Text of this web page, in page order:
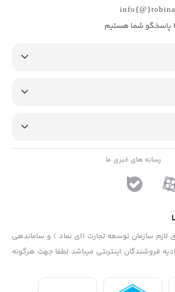
رسانه های خبری ما
لازم سازمان توسعه تجارت (ای نماد ) و ساماندهی
فروشندگان اینترنتی میباشد لطفا جهت هرگونه
از فرم "تماس با ما" استفاده نمایید . تلفن های